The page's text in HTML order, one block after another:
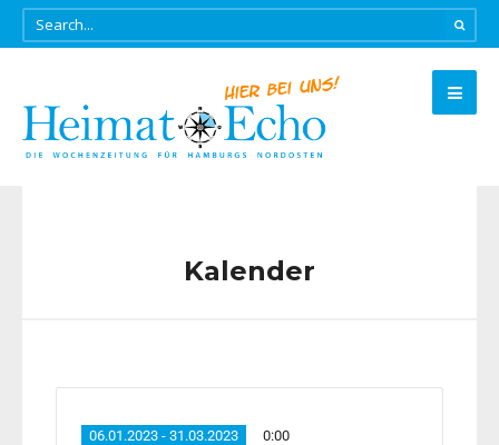
Kalender
06.01.2023 - 31.03.2023 0:00